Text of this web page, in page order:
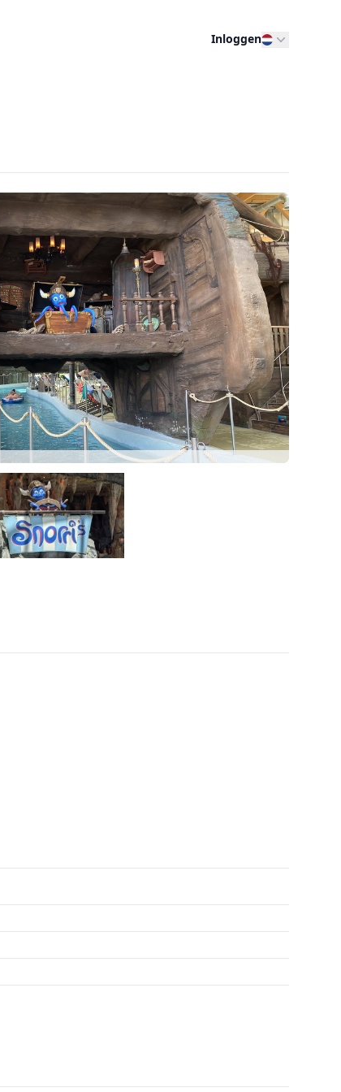
Inloggen